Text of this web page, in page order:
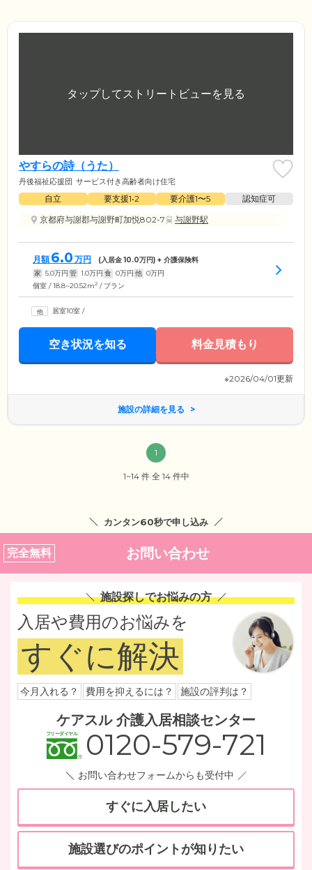
やすらの詩（うた）
丹後福祉応援団 サービス付き高齢者向け住宅
自立 要支援1•2 要介護1〜5
認知症可
京都府与謝郡与謝野町加悦802-7
与謝野駅
月額 6.0 万円 (入居金10.0万円) + 介護保険料
家 5.0万円 管 1.0万円 食 0万円 他 0万円
個室 / 18.8~20.52m2 / プラン
居室10室 /
空き状況を知る 料金見積もり
※2026/04/01更新
施設の詳細を見る
1
1~14 件 全 14 件中
カンタン60秒で申し込み
完全無料 お問い合わせ
施設探しでお悩みの方
入居や費用のお悩みを
すぐに解決
今月入れる？ 費用を抑えるには？ 施設の評判は？
ケアスル 介護入居相談センター
0120-579-721
お問い合わせフォームからも受付中
すぐに入居したい
施設選びのポイントが知りたい